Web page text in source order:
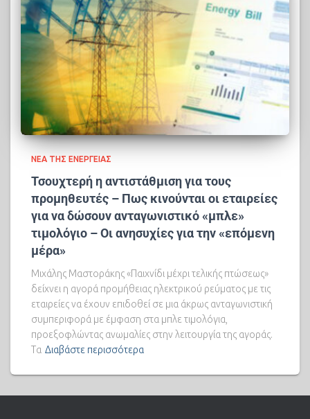
ΝΈΑ ΤΗΣ ΕΝΈΡΓΕΙΑΣ
Τσουχτερή η αντιστάθμιση για τους
προμηθευτές – Πως κινούνται οι εταιρείες
για να δώσουν ανταγωνιστικό «μπλε»
τιμολόγιο – Οι ανησυχίες για την «επόμενη
μέρα»
Μιχάλης Μαστοράκης «Παιχνίδι μέχρι τελικής πτώσεως»
δείχνει η αγορά προμήθειας ηλεκτρικού ρεύματος με τις
εταιρείες να έχουν επιδοθεί σε μια άκρως ανταγωνιστική
συμπεριφορά με έμφαση στα μπλε τιμολόγια,
προεξοφλώντας ανωμαλίες στην λειτουργία της αγοράς.
Τα Διαβάστε περισσότερα